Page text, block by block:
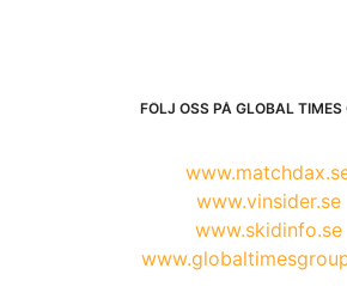
FÖLJ OSS PÅ GLOBAL TIMES
www.vinsider.se
www.skidinfo.se